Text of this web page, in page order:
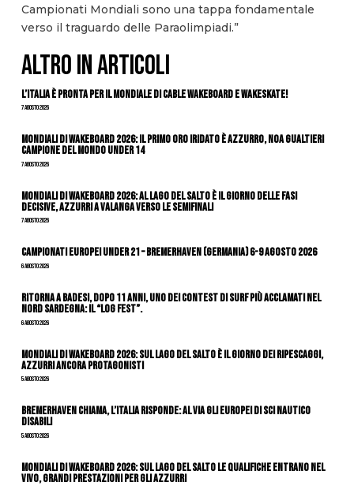
Campionati Mondiali sono una tappa fondamentale
verso il traguardo delle Paraolimpiadi.”
ALTRO IN ARTICOLI
L’Italia è pronta per il Mondiale di Cable Wakeboard e Wakeskate!
7 Agosto 2026
Mondiali di Wakeboard 2026: il primo oro iridato è azzurro, Noa Gualtieri
campione del mondo Under 14
7 Agosto 2026
Mondiali di Wakeboard 2026: al Lago del Salto è il giorno delle fasi
decisive, azzurri a valanga verso le semifinali
7 Agosto 2026
Campionati Europei Under 21 – Bremerhaven (Germania) 6-9 agosto 2026
6 Agosto 2026
Ritorna a Badesi, dopo 11 anni, uno dei contest di surf più acclamati nel
nord Sardegna: il “Log Fest”.
6 Agosto 2026
Mondiali di Wakeboard 2026: sul Lago del Salto è il giorno dei ripescaggi,
azzurri ancora protagonisti
5 Agosto 2026
Bremerhaven chiama, l’Italia risponde: al via gli Europei di Sci Nautico
Disabili
5 Agosto 2026
Mondiali di Wakeboard 2026: sul Lago del Salto le qualifiche entrano nel
vivo, grandi prestazioni per gli azzurri